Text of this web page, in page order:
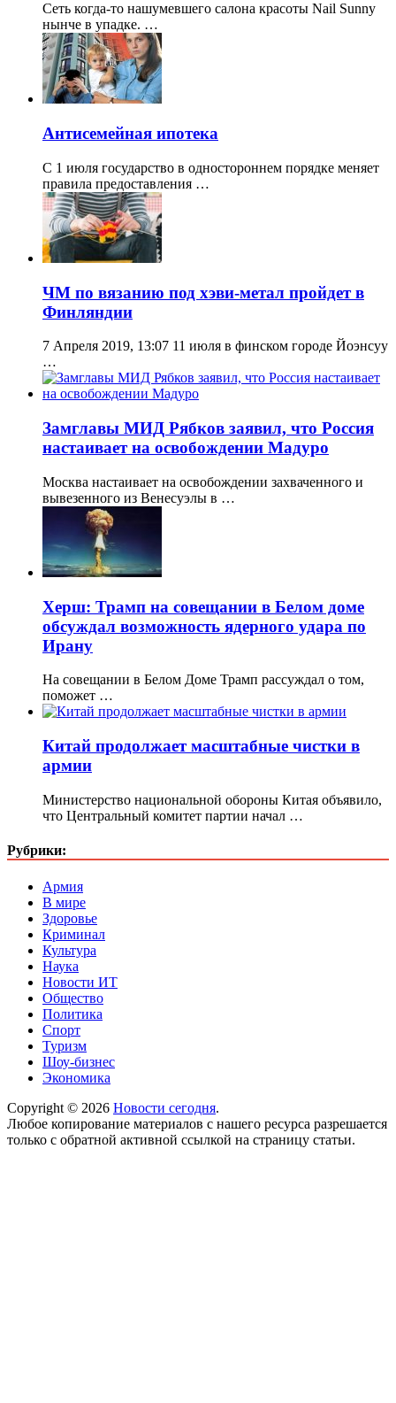
Сеть когда-то нашумевшего салона красоты Nail Sunny
нынче в упадке. …
Антисемейная ипотека
С 1 июля государство в одностороннем порядке меняет
правила предоставления …
ЧМ по вязанию под хэви-метал пройдет в
Финляндии
7 Апреля 2019, 13:07 11 июля в финском городе Йоэнсуу
…
Замглавы МИД Рябков заявил, что Россия
настаивает на освобождении Мадуро
Москва настаивает на освобождении захваченного и
вывезенного из Венесуэлы в …
Херш: Трамп на совещании в Белом доме
обсуждал возможность ядерного удара по
Ирану
На совещании в Белом Доме Трамп рассуждал о том,
поможет …
Китай продолжает масштабные чистки в
армии
Министерство национальной обороны Китая объявило,
что Центральный комитет партии начал …
Рубрики:
Армия
В мире
Здоровье
Криминал
Культура
Наука
Новости ИТ
Общество
Политика
Спорт
Туризм
Шоу-бизнес
Экономика
Copyright © 2026 Новости сегодня.
Любое копирование материалов с нашего ресурса разрешается
только с обратной активной ссылкой на страницу статьи.